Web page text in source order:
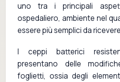
uno tra i principali
ospedaliero, ambiente nel
essere più semplici da
I ceppi batterici
presentano delle
foglietti, ossia degli